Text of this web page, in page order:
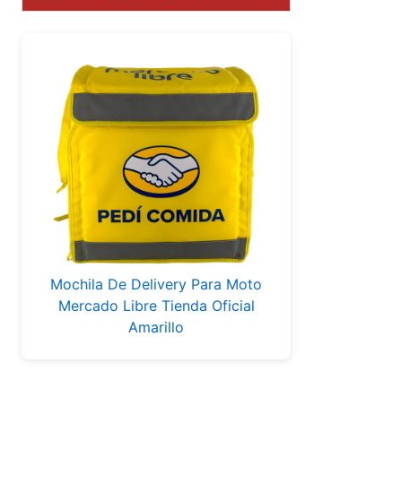
Mochila De Delivery Para Moto
Mercado Libre Tienda Oficial
Amarillo